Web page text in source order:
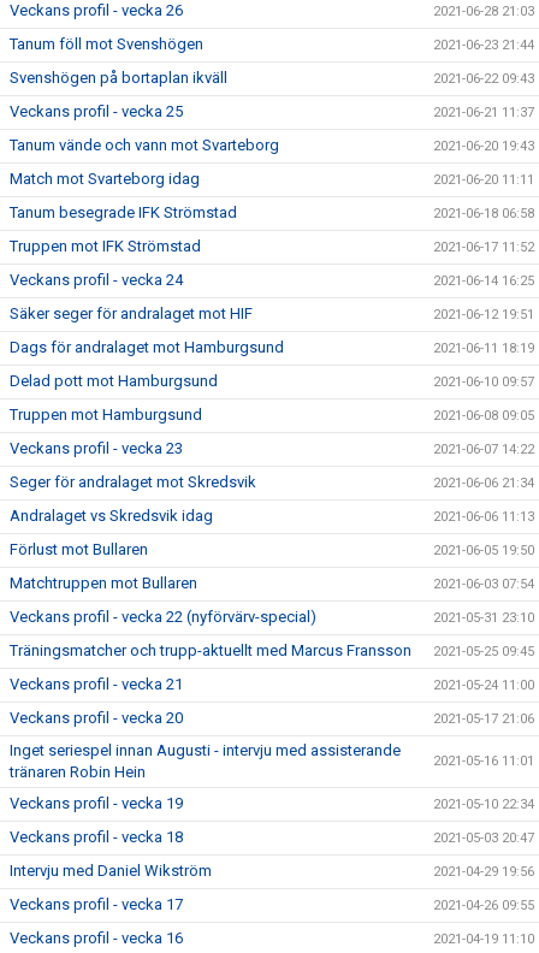
Veckans profil - vecka 26 2021-06-28 21:03
Tanum föll mot Svenshögen 2021-06-23 21:44
Svenshögen på bortaplan ikväll 2021-06-22 09:43
Veckans profil - vecka 25 2021-06-21 11:37
Tanum vände och vann mot Svarteborg 2021-06-20 19:43
Match mot Svarteborg idag 2021-06-20 11:11
Tanum besegrade IFK Strömstad 2021-06-18 06:58
Truppen mot IFK Strömstad 2021-06-17 11:52
Veckans profil - vecka 24 2021-06-14 16:25
Säker seger för andralaget mot HIF 2021-06-12 19:51
Dags för andralaget mot Hamburgsund 2021-06-11 18:19
Delad pott mot Hamburgsund 2021-06-10 09:57
Truppen mot Hamburgsund 2021-06-08 09:05
Veckans profil - vecka 23 2021-06-07 14:22
Seger för andralaget mot Skredsvik 2021-06-06 21:34
Andralaget vs Skredsvik idag 2021-06-06 11:13
Förlust mot Bullaren 2021-06-05 19:50
Matchtruppen mot Bullaren 2021-06-03 07:54
Veckans profil - vecka 22 (nyförvärv-special) 2021-05-31 23:10
Träningsmatcher och trupp-aktuellt med Marcus Fransson 2021-05-25 09:45
Veckans profil - vecka 21 2021-05-24 11:00
Veckans profil - vecka 20 2021-05-17 21:06
Inget seriespel innan Augusti - intervju med assisterande
tränaren Robin Hein
2021-05-16 11:01
Veckans profil - vecka 19 2021-05-10 22:34
Veckans profil - vecka 18 2021-05-03 20:47
Intervju med Daniel Wikström 2021-04-29 19:56
Veckans profil - vecka 17 2021-04-26 09:55
Veckans profil - vecka 16 2021-04-19 11:10